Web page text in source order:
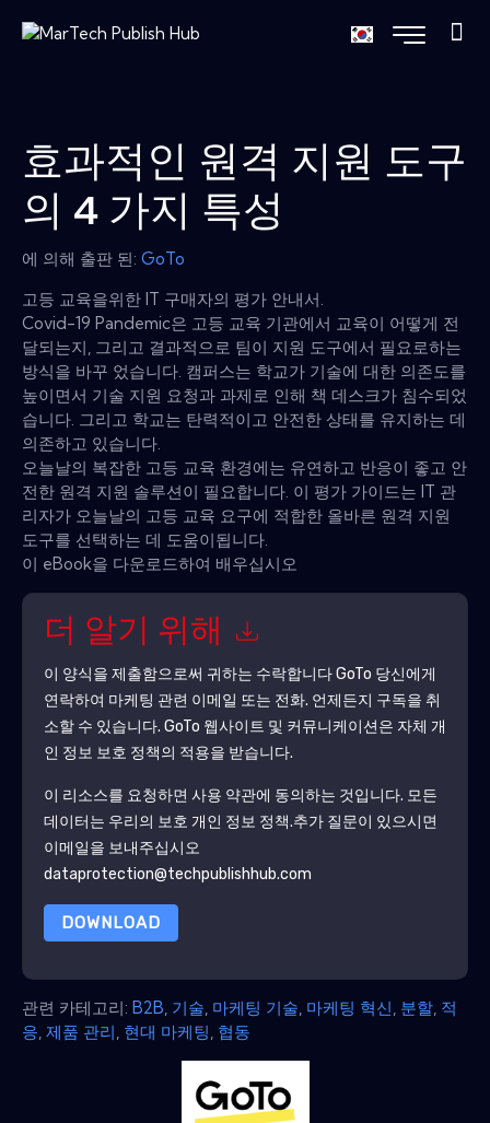
효과적인 원격 지원 도구
의 4 가지 특성
에 의해 출판 된: GoTo
고등 교육을위한 IT 구매자의 평가 안내서.
Covid-19 Pandemic은 고등 교육 기관에서 교육이 어떻게 전
달되는지, 그리고 결과적으로 팀이 지원 도구에서 필요로하는
방식을 바꾸 었습니다. 캠퍼스는 학교가 기술에 대한 의존도를
높이면서 기술 지원 요청과 과제로 인해 책 데스크가 침수되었
습니다. 그리고 학교는 탄력적이고 안전한 상태를 유지하는 데
의존하고 있습니다.
오늘날의 복잡한 고등 교육 환경에는 유연하고 반응이 좋고 안
전한 원격 지원 솔루션이 필요합니다. 이 평가 가이드는 IT 관
리자가 오늘날의 고등 교육 요구에 적합한 올바른 원격 지원
도구를 선택하는 데 도움이됩니다.
이 eBook을 다운로드하여 배우십시오
더 알기 위해
이 양식을 제출함으로써 귀하는 수락합니다GoTo 당신에게
연락하여 마케팅 관련 이메일 또는 전화. 언제든지 구독을 취
소할 수 있습니다. GoTo 웹사이트 및 커뮤니케이션은 자체 개
인 정보 보호 정책의 적용을 받습니다.
이 리소스를 요청하면 사용 약관에 동의하는 것입니다. 모든
데이터는 우리의 보호 개인 정보 정책.추가 질문이 있으시면
이메일을 보내주십시오
dataprotection@techpublishhub.com
DOWNLOAD
관련 카테고리: B2B 기술 마케팅 기술 마케팅 혁신 분할 적
응 제품 관리 현대 마케팅 협동